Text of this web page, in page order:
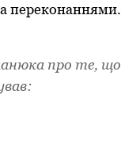
про те,